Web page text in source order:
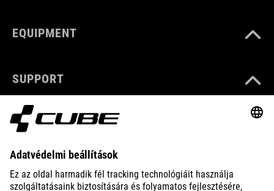
EQUIPMENT
SUPPORT
ABOUT US
EXPLORE